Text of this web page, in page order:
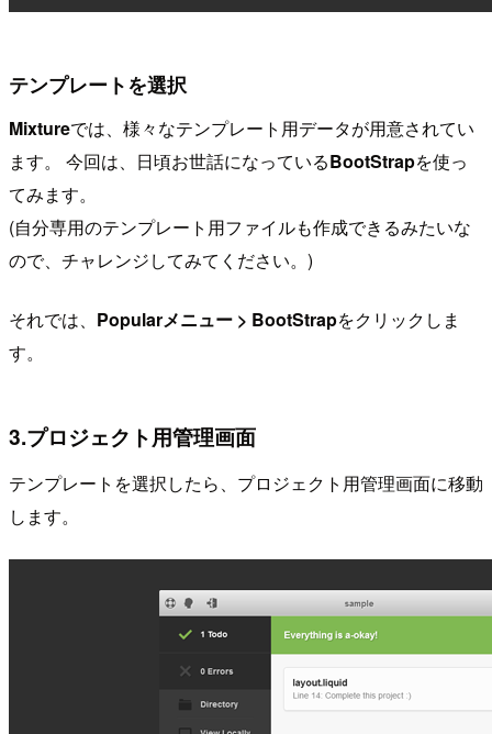
テンプレートを選択
Mixtureでは、様々なテンプレート用データが用意されてい
ます。 今回は、日頃お世話になっているBootStrapを使っ
てみます。
(自分専用のテンプレート用ファイルも作成できるみたいな
ので、チャレンジしてみてください。)
それでは、 Popularメニュー > BootStrapをクリックしま
す。
3.プロジェクト用管理画面
テンプレートを選択したら、プロジェクト用管理画面に移動
します。